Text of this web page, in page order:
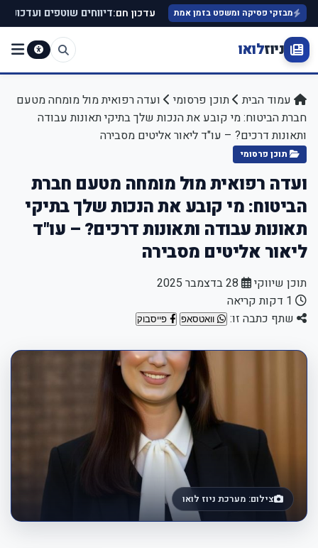
מבזקי פסיקה ומשפט בזמן אמת עדכון חם:דיווחים שוטפים ועדכונים
ניוזלואו
עמוד הבית תוכן פרסומי
ועדה רפואית מול מומחה מטעם
חברת הביטוח: מי קובע את הנכות שלך בתיקי תאונות עבודה
ותאונות דרכים? – עו"ד ליאור אליטים מסבירה
תוכן פרסומי
ועדה רפואית מול מומחה מטעם חברת
הביטוח: מי קובע את הנכות שלך בתיקי
תאונות עבודה ותאונות דרכים? – עו"ד
ליאור אליטים מסבירה
תוכן שיווקי
28 בדצמבר 2025
1 דקות קריאה
שתף כתבה זו:
וואטסאפ פייסבוק
צילום: מערכת ניוז לואו